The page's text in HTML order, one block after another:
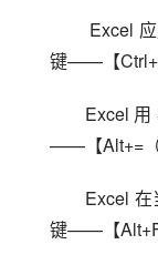
键——【
Excel 用
——【Alt+=（
Excel
键——【